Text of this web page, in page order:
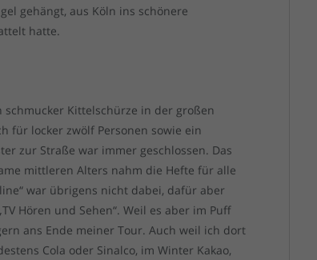
gehängt, aus Köln ins schönere
hatte.
Kittelschürze in der großen
für locker zwölf Personen sowie ein
zur Straße war immer geschlossen. Das
mittleren Alters nahm die Hefte für alle
war übrigens nicht dabei, dafür aber
Hören und Sehen“. Weil es aber im Puff
ans Ende meiner Tour. Auch weil ich dort
Cola oder Sinalco, im Winter Kakao,